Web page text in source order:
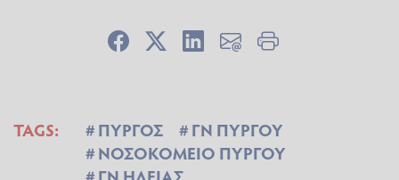
TAGS: ΠΥΡΓΟΣ
ΓΝ ΠΥΡΓΟΥ
ΝΟΣΟΚΟΜΕΙΟ ΠΥΡΓΟΥ